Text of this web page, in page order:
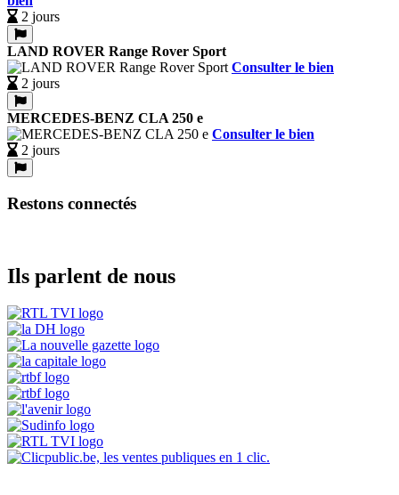
2 jours
LAND ROVER Range Rover Sport
Consulter le bien
2 jours
MERCEDES-BENZ CLA 250 e
Consulter le bien
2 jours
Restons connectés
Ils parlent de nous